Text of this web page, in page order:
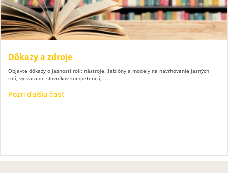
Dôkazy a zdroje
Objavte dôkazy o jasnosti rolí: nástroje, šablóny a modely na navrhovanie jasných
rolí, vytváranie slovníkov kompetencií,...
Pozri ďalšiu časť